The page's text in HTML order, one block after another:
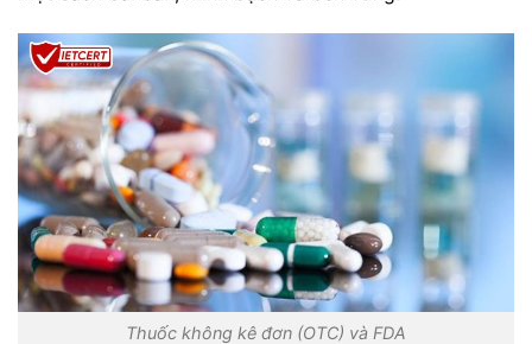
Thuốc không kê đơn (OTC) và FDA